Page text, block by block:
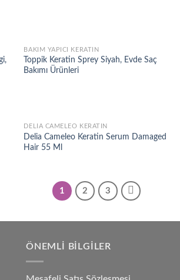
Add to
wishlist
BAKIM YAPICI KERATIN
Toppik Keratin Sprey Siyah, Evde Saç
Bakımı Ürünleri
Add to
wishlist
DELIA CAMELEO KERATIN
Delia Cameleo Keratin Serum Damaged
Hair 55 Ml
1 2 3
ÖNEMLI BILGILER